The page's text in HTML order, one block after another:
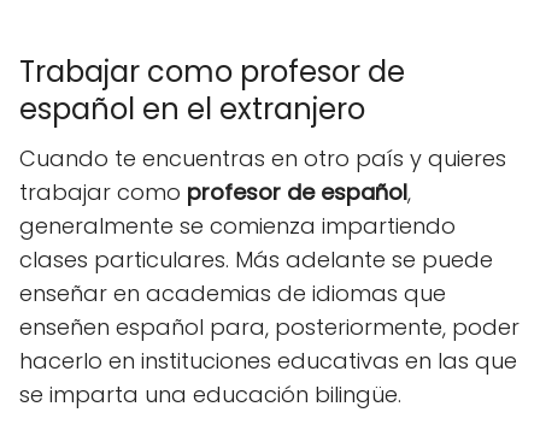
Trabajar como profesor de
español en el extranjero
Cuando te encuentras en otro país y quieres
trabajar como profesor de español,
generalmente se comienza impartiendo
clases particulares. Más adelante se puede
enseñar en academias de idiomas que
enseñen español para, posteriormente, poder
hacerlo en instituciones educativas en las que
se imparta una educación bilingüe.